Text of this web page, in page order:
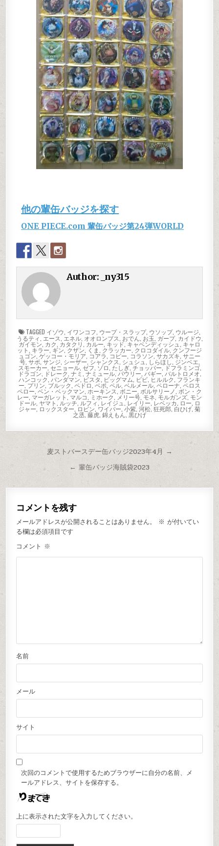
他の輩缶バッジを探す
ONE PIECE.com 輩缶バッジ第24弾WORLD
Author: _ny315
TAGGED イゾウ イワンコフ ウープ・スラップ, ウソップ, ウルージ
うるティ エース, エネル, オオロンブス おでん ,お玉 ガープ, カイドウ
ガイモン カク カタクリ カルー キッド,キャベンディッシュ,キャロ
ット キラー,ギン,クザン ,くま クラッカー クロコダイル, クンフージ
ュゴン ゲッコー・モリア コアラ コビー コラソン, サカズキ, サニー
号, サボ,サンジ シーザー, シャンクス, シュシュ しらほし, ジンベエ
スモーカー ,セニョール, ゼフ ゾロ, たしぎ,チョッパー,ドフラミンゴ,
ドラゴン ドレーク ナミ ,ナミュール,パウリー, バギー, バルトロメオ,
ハンコック パンダマン, ビスタ, ビッグマム, ビビ ヒルルク フランキ
ー,プリン ブルック ペドロ ベポ,ペル ベルメール,ペローナ ペロス
ペロー,ベン・ベックマン ホーキンス ,ボニー ボルサリーノ, ボン・ク
レー マーガレット ,マルコ ,ミホーク メリー号 ,モネ, モルガンズ モン
ドール ヤマト , ルッチ , ルフィ, レイジュ ,レイリー, レベッカ, ロー,ロ
ジャー, ロックスター ロビン, ワイパー,小紫, 河松, 狂死郎,白ひげ, 菊
之丞,藤虎,錦えもん,黒ひげ
麦ストバースデー缶バッジ2023年4月 →
← 輩缶バッジ海賊袋2023
コメントを残す
メールアドレスが公開されることはありません。 ※ が付いてい
る欄は必須項目です
コメント ※
名前
メール
サイト
次回のコメントで使用するためブラウザーに自分の名前、メ
ールアドレス、サイトを保存する。
上に表示された文字を入力してください。